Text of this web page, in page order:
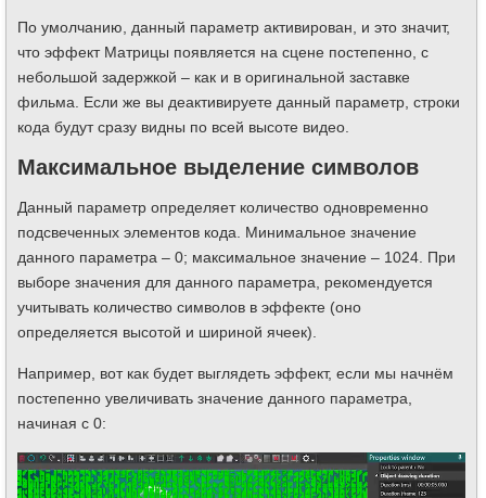
По умолчанию, данный параметр активирован, и это значит,
что эффект Матрицы появляется на сцене постепенно, с
небольшой задержкой – как и в оригинальной заставке
фильма. Если же вы деактивируете данный параметр, строки
кода будут сразу видны по всей высоте видео.
Максимальное выделение символов
Данный параметр определяет количество одновременно
подсвеченных элементов кода. Минимальное значение
данного параметра – 0; максимальное значение – 1024. При
выборе значения для данного параметра, рекомендуется
учитывать количество символов в эффекте (оно
определяется высотой и шириной ячеек).
Например, вот как будет выглядеть эффект, если мы начнём
постепенно увеличивать значение данного параметра,
начиная с 0: